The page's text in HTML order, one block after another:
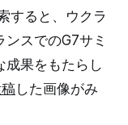
すると、ウクラ
スでのG7サミ
成果をもたらし
した画像がみ